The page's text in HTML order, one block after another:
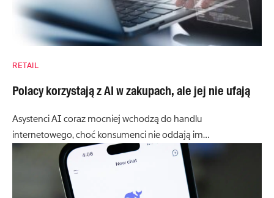
RETAIL
Polacy korzystają z AI w zakupach, ale jej nie ufają
Asystenci AI coraz mocniej wchodzą do handlu
internetowego, choć konsumenci nie oddają im…